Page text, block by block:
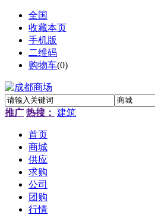
全国
收藏本页
手机版
二维码
购物车(0)
推广 热搜： 建筑
首页
商城
供应
求购
公司
团购
行情